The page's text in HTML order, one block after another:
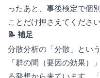
ったあと、事後検定で個
ことだけ押さえてください
📝 補足
分散分析の「分散」とい
「群の間（要因の効果）
る発想から来ています。